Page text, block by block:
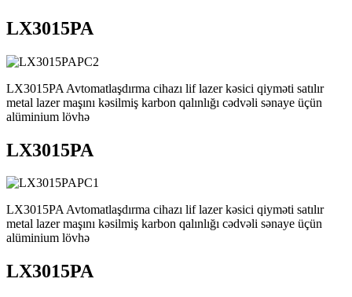
LX3015PA
LX3015PA Avtomatlaşdırma cihazı lif lazer kəsici qiyməti satılır
metal lazer maşını kəsilmiş karbon qalınlığı cədvəli sənaye üçün
alüminium lövhə
LX3015PA
LX3015PA Avtomatlaşdırma cihazı lif lazer kəsici qiyməti satılır
metal lazer maşını kəsilmiş karbon qalınlığı cədvəli sənaye üçün
alüminium lövhə
LX3015PA